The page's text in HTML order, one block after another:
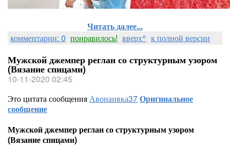
Читать далее...
комментарии: 0 понравилось! вверх^ к полной версии
Мужской джемпер реглан со структурным узором
(Вязание спицами)
10-11-2020 02:45
Это цитата сообщенияАвонаивка37Оригинальное
сообщение
Мужской джемпер реглан со структурным узором
(Вязание спицами)